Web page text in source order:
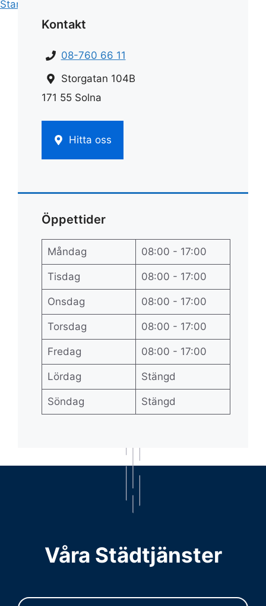
Start
Kontakt
08-760 66 11
Storgatan 104B
171 55 Solna
Hitta oss
Öppettider
Måndag 08:00 - 17:00
Tisdag 08:00 - 17:00
Onsdag 08:00 - 17:00
Torsdag 08:00 - 17:00
Fredag 08:00 - 17:00
Lördag Stängd
Söndag Stängd
Våra Städtjänster